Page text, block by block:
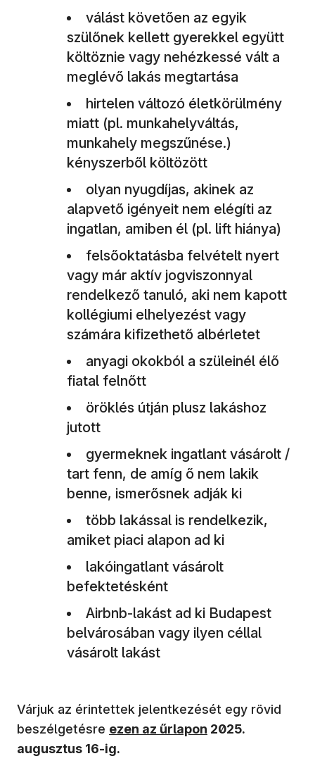
válást követően az egyik
szülőnek kellett gyerekkel együtt
költöznie vagy nehézkessé vált a
meglévő lakás megtartása
hirtelen változó életkörülmény
miatt (pl. munkahelyváltás,
munkahely megszűnése.)
kényszerből költözött
olyan nyugdíjas, akinek az
alapvető igényeit nem elégíti az
ingatlan, amiben él (pl. lift hiánya)
felsőoktatásba felvételt nyert
vagy már aktív jogviszonnyal
rendelkező tanuló, aki nem kapott
kollégiumi elhelyezést vagy
számára kifizethető albérletet
anyagi okokból a szüleinél élő
fiatal felnőtt
öröklés útján plusz lakáshoz
jutott
gyermeknek ingatlant vásárolt /
tart fenn, de amíg ő nem lakik
benne, ismerősnek adják ki
több lakással is rendelkezik,
amiket piaci alapon ad ki
lakóingatlant vásárolt
befektetésként
Airbnb-lakást ad ki Budapest
belvárosában vagy ilyen céllal
vásárolt lakást
Várjuk az érintettek jelentkezését egy rövid
beszélgetésre ezen az űrlapon 2025.
augusztus 16-ig.